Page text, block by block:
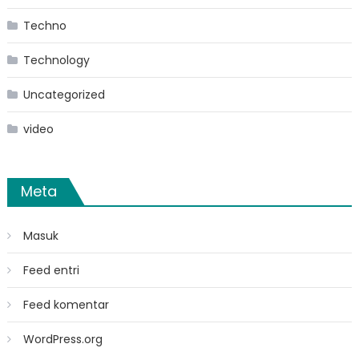
Techno
Technology
Uncategorized
video
Meta
Masuk
Feed entri
Feed komentar
WordPress.org